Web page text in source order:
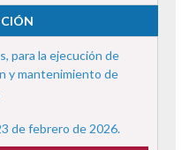
para la ejecución de
y mantenimiento de
de febrero de 2026.